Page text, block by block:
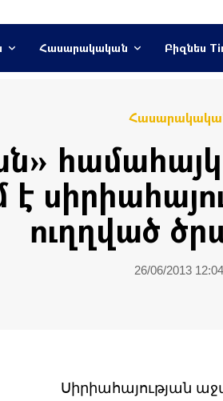
Հասարակական Բիզնես
է
ուղղված
26/06/2013 12:04
Սիրիահայության